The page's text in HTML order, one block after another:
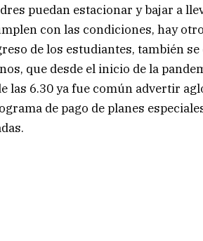
puedan estacionar y bajar a
con las condiciones, hay
de los estudiantes, también
que desde el inicio de la
las 6.30 ya fue común advertir
de pago de planes